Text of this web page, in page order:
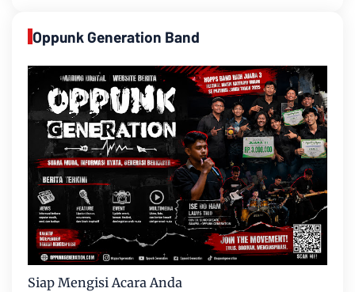
Oppunk Generation Band
Siap Mengisi Acara Anda